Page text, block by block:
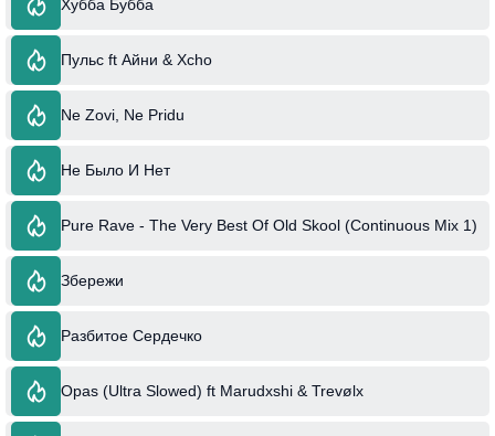
Хубба Бубба
Пульс ft Айни & Xcho
Ne Zovi, Ne Pridu
Не Было И Нет
Pure Rave - The Very Best Of Old Skool (Continuous Mix 1)
Збережи
Разбитое Сердечко
Opas (Ultra Slowed) ft Marudxshi & Trevølx